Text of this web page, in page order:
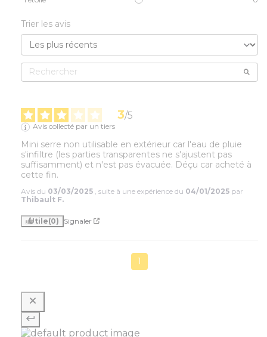
Trier les avis
3/5
Avis collecté par un tiers
Mini serre non utilisable en extérieur car l'eau de pluie
s'infiltre (les parties transparentes ne s'ajustent pas
suffisamment) et n'est pas évacuée. Déçu car acheté à
cette fin.
Avis du 03/03/2025 , suite à une expérience du 04/01/2025 par
Thibault F.
Utile(0) Signaler
1